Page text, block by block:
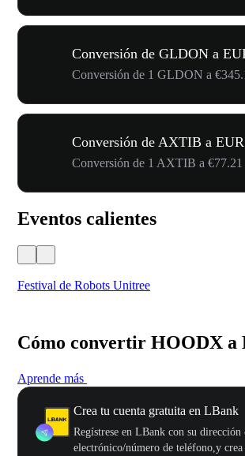
Conversión de GLDON a
Conversión de 1 GLDON a
Conversión de AXTIB a EUR
Conversión de 1 AXTIB a €77.21
Eventos calientes
Festival de Robots Unitree
Cómo convertir HOODX a
Aprende más
Crea tu cuenta gratuita en LBank
Regístrese en LBank con su dirección
electrónico/número de teléfono,y crea